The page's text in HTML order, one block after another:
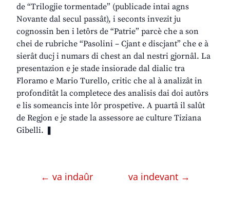
de “Trilogjie tormentade” (publicade intai agns
Novante dal secul passât), i seconts invezit ju
cognossin ben i letôrs de “Patrie” parcè che a son
chei de rubriche “Pasolini – Cjant e discjant” che e à
sierât ducj i numars di chest an dal nestri gjornâl. La
presentazion e je stade insiorade dal dialic tra
Floramo e Mario Turello, critic che al à analizât in
profonditât la completece des analisis dai doi autôrs
e lis someancis inte lôr prospetive. A puartâ il salût
de Regjon e je stade la assessore ae culture Tiziana
Gibelli. ❚
← va indaûr va indevant →